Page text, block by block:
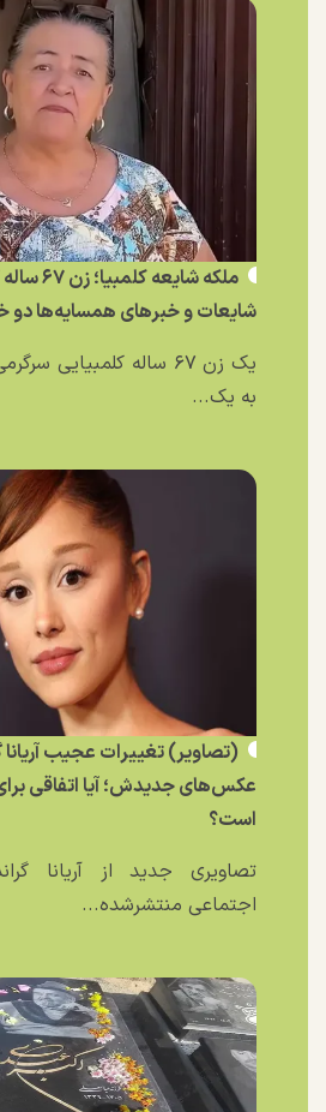
ملکه
شایعات و خبر‌های همسایه‌ها دو
یک زن ۶۷ ساله کلمبیایی
به یک...
(تصاویر) تغییرات عجیب آریانا
عکس‌های جدیدش؛ آیا اتفاقی برای
است؟
تصاویری جدید از آریانا
اجتماعی منتشرشده...